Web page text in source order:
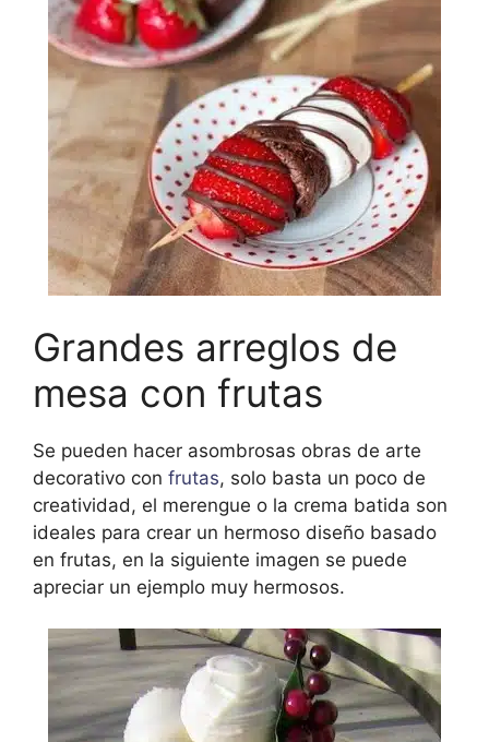
Grandes arreglos de
mesa con frutas
Se pueden hacer asombrosas obras de arte
decorativo con frutas, solo basta un poco de
creatividad, el merengue o la crema batida son
ideales para crear un hermoso diseño basado
en frutas, en la siguiente imagen se puede
apreciar un ejemplo muy hermosos.